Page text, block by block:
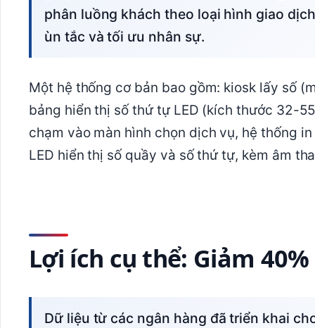
phân luồng khách theo loại hình giao
ùn tắc và tối ưu nhân sự.
Một hệ thống cơ bản bao gồm: kiosk lấy số
bảng hiển thị số thứ tự LED (kích thước 32-
chạm vào màn hình chọn dịch vụ, hệ thống
LED hiển thị số quầy và số thứ tự, kèm âm
Lợi ích cụ thể: Giảm
Dữ liệu từ các ngân hàng đã triển khai cho thấy thời gian chờ trung bình giảm từ 25-35